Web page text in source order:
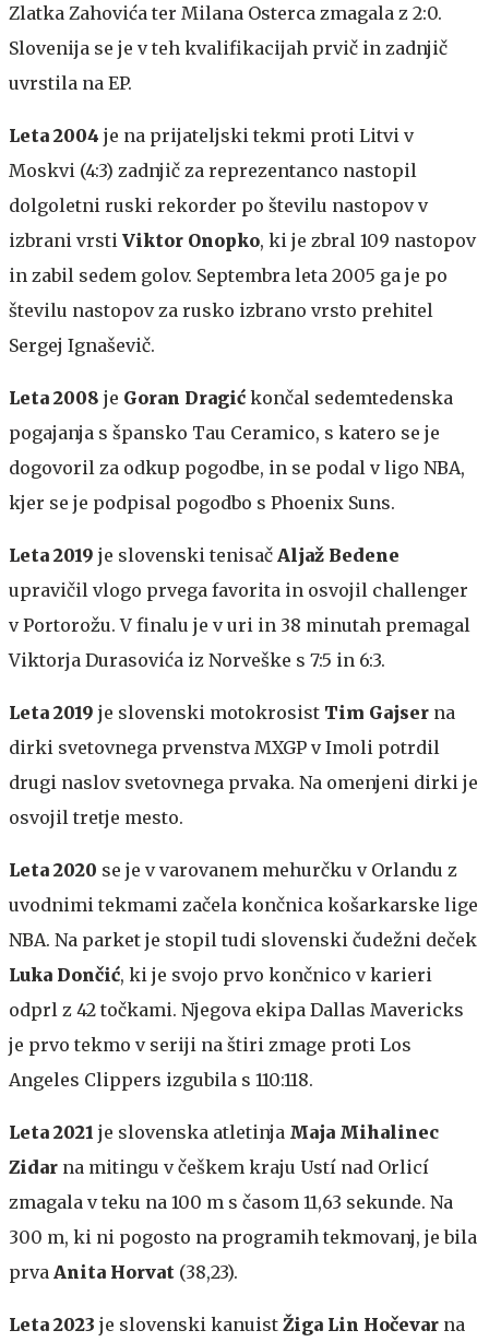
Zlatka Zahovića ter Milana Osterca zmagala z 2:0.
Slovenija se je v teh kvalifikacijah prvič in zadnjič
uvrstila na EP.
Leta 2004 je na prijateljski tekmi proti Litvi v
Moskvi (4:3) zadnjič za reprezentanco nastopil
dolgoletni ruski rekorder po številu nastopov v
izbrani vrsti Viktor Onopko, ki je zbral 109 nastopov
in zabil sedem golov. Septembra leta 2005 ga je po
številu nastopov za rusko izbrano vrsto prehitel
Sergej Ignaševič.
Leta 2008 je Goran Dragić končal sedemtedenska
pogajanja s špansko Tau Ceramico, s katero se je
dogovoril za odkup pogodbe, in se podal v ligo NBA,
kjer se je podpisal pogodbo s Phoenix Suns.
Leta 2019 je slovenski tenisač Aljaž Bedene
upravičil vlogo prvega favorita in osvojil challenger
v Portorožu. V finalu je v uri in 38 minutah premagal
Viktorja Durasovića iz Norveške s 7:5 in 6:3.
Leta 2019 je slovenski motokrosist Tim Gajser na
dirki svetovnega prvenstva MXGP v Imoli potrdil
drugi naslov svetovnega prvaka. Na omenjeni dirki je
osvojil tretje mesto.
Leta 2020 se je v varovanem mehurčku v Orlandu z
uvodnimi tekmami začela končnica košarkarske lige
NBA. Na parket je stopil tudi slovenski čudežni deček
Luka Dončić, ki je svojo prvo končnico v karieri
odprl z 42 točkami. Njegova ekipa Dallas Mavericks
je prvo tekmo v seriji na štiri zmage proti Los
Angeles Clippers izgubila s 110:118.
Leta 2021 je slovenska atletinja Maja Mihalinec
Zidar na mitingu v češkem kraju Ustí nad Orlicí
zmagala v teku na 100 m s časom 11,63 sekunde. Na
300 m, ki ni pogosto na programih tekmovanj, je bila
prva Anita Horvat (38,23).
Leta 2023 je slovenski kanuist Žiga Lin Hočevar na